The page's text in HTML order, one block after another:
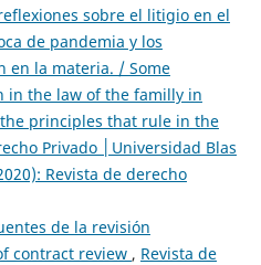
sobre el litigio en el
de pandemia y los
en la materia. / Some
in the law of the familly in
principles that rule in the
Privado │Universidad Blas
Revista de derecho
de la revisión
contract review , Revista de